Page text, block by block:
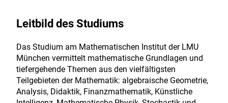
Leitbild des Studiums
Das Studium am Mathematischen Institut der LMU
München vermittelt mathematische Grundlagen und
tiefergehende Themen aus den vielfältigsten
Teilgebieten der Mathematik: algebraische Geometrie,
Analysis, Didaktik, Finanzmathematik, Künstliche